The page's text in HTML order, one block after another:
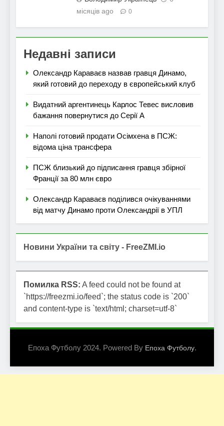
місяців ago
0
Недавні записи
Олександр Караваєв назвав гравця Динамо,
який готовий до переходу в європейський клуб
Видатний аргентинець Карлос Тевес висловив
бажання повернутися до Серії А
Наполі готовий продати Осімхена в ПСЖ:
відома ціна трансфера
ПСЖ близький до підписання гравця збірної
Франції за 80 млн євро
Олександр Караваєв поділився очікуваннями
від матчу Динамо проти Олександрії в УПЛ
Новини України та світу - FreeZMI.io
Помилка RSS: A feed could not be found at
`https://freezmi.io/feed`; the status code is `200`
and content-type is `text/html; charset=utf-8`
Епоха Футболу 2024. Powered By Епоха Футболу.